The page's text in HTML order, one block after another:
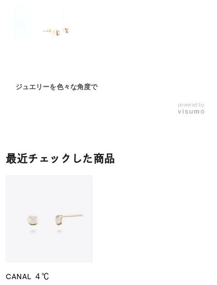
ジュエリーを色々な角度で
powered by
最近チェックした商品
CANAL ４℃